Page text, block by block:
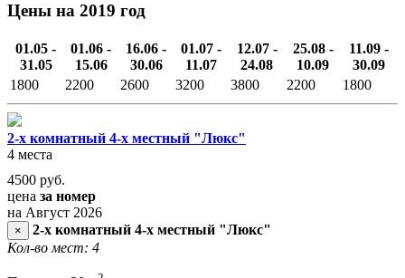
Цены на 2019 год
01.05 -
31.05
01.06 -
15.06
16.06 -
30.06
01.07 -
11.07
12.07 -
24.08
25.08 -
10.09
11.09 -
30.09
1800
2200 2600 3200 3800 2200 1800
2-х комнатный 4-х местный "Люкс"
4 места
4500 руб.
цена за номер
на Август 2026
×
2-х комнатный 4-х местный "Люкс"
Кол-во мест: 4